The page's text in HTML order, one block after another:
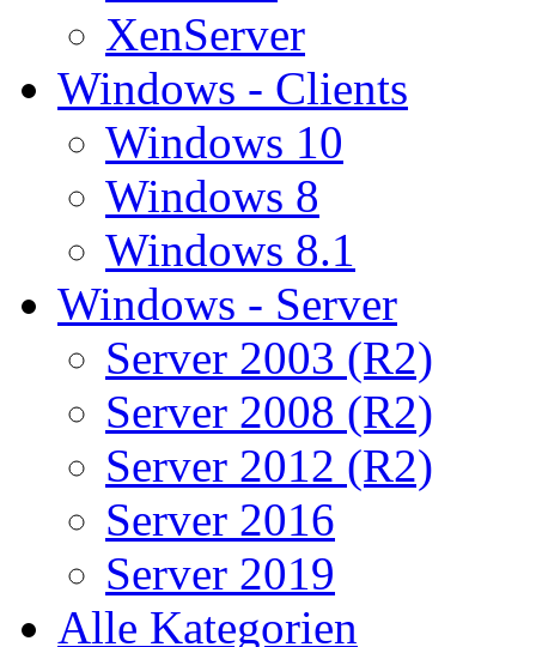
XenServer
Windows - Clients
Windows 10
Windows 8
Windows 8.1
Windows - Server
Server 2003 (R2)
Server 2008 (R2)
Server 2012 (R2)
Server 2016
Server 2019
Alle Kategorien